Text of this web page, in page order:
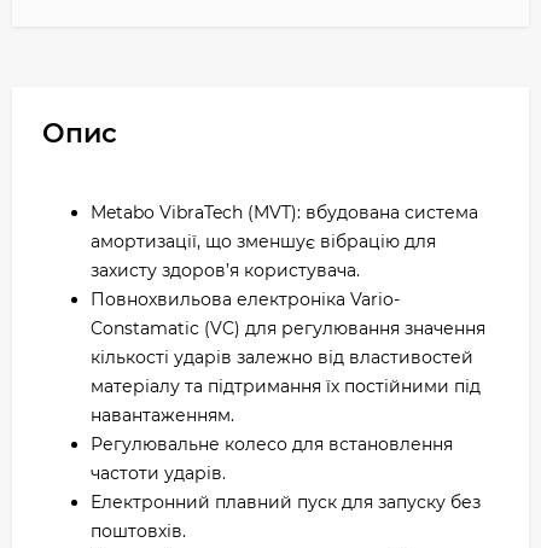
Опис
Metabo VibraTech (MVT): вбудована система
амортизації, що зменшує вібрацію для
захисту здоров’я користувача.
Повнохвильова електроніка Vario-
Constamatic (VC) для регулювання значення
кількості ударів залежно від властивостей
матеріалу та підтримання їх постійними під
навантаженням.
Регулювальне колесо для встановлення
частоти ударів.
Електронний плавний пуск для запуску без
поштовхів.